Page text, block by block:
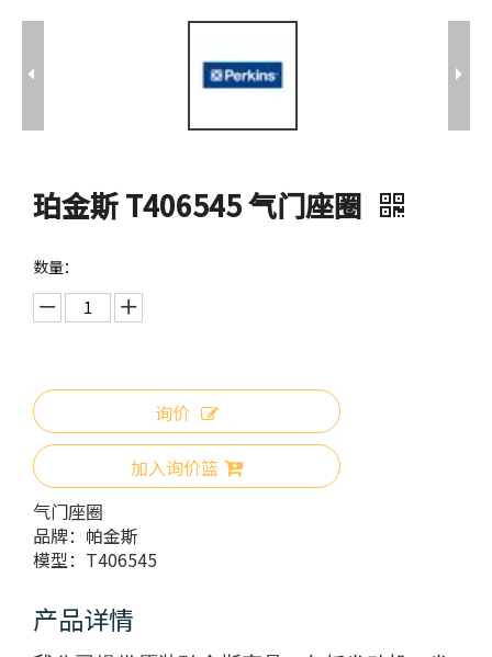
珀金斯 T406545 气门座圈
数量：
询价
加入询价篮
气门座圈
品牌： 帕金斯
模型： T406545
产品详情